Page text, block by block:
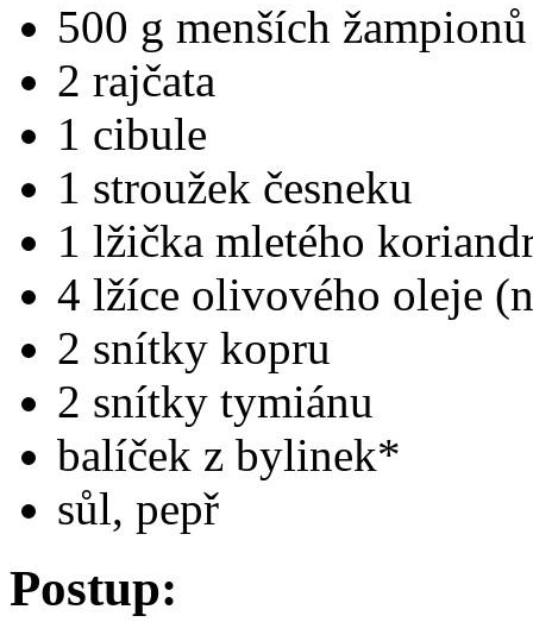
500 g menších žampionů
2 rajčata
1 cibule
1 stroužek česneku
1 lžička mletého
4 lžíce olivového oleje
2 snítky kopru
2 snítky tymiánu
balíček z bylinek*
sůl, pepř
Postup: